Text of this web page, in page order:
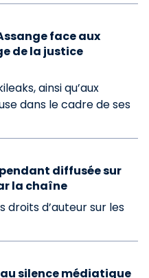
face aux
de la justice
ainsi qu’aux
dans le cadre de ses
diffusée sur
la chaîne
droits d’auteur sur les
silence médiatique